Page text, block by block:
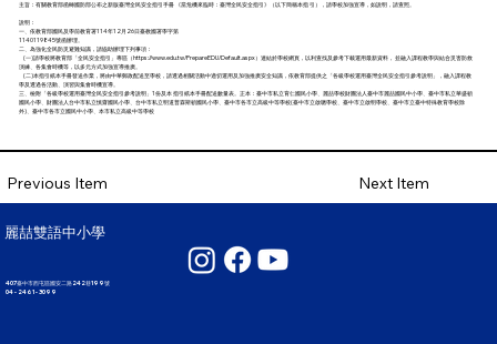
主旨：有關教育部函轉國防部公布之新版臺灣全民安全指引手冊 《當危機來臨時：臺灣全民安全指引》（以下簡稱本指 引），請學校加強宣導，如說明，請查照。
說明：
一、依教育部國民及學前教育署114年12月26日臺教國署學字第
1140119845號函辦理。
二、為強化全民防災避難知識，請協助辦理下列事項：
(一)請學校將教育部「全民安全指引」專區（ https://www.edu.tw/PrepareEDU/Default.aspx）連結於學校網頁，以利查找及參考下載運用最新資料， 並融入課程教學與結合災害防救
演練、各集會時機等，以多元方式加強宣導推廣。
(二)本指引紙本手冊發送作業，將由中華郵政配送至學校，請透過相關活動中適切運用及加強推廣安全知識，依教育部提供之「各級學校運用臺灣全民安全指引參考說明」，融入課程教
學及透過各活動、演習與集會時機宣導。
三、檢附「各級學校運用臺灣全民安全指引參考說明」1份及本 指引紙本手冊配送數量表。正本：臺中市私立育仁國民小學、麗喆學校財團法人臺中市麗喆國民中小學、臺中市私立華盛頓
國民小學、財團法人台中市私立慎齋國民小學、台中市私立明道普霖斯頓國民小學、臺中市各市立高級中等學校(臺中市立啟聰學校、臺中市立啟明學校、臺中市立臺中特殊教育學校除
外)、臺中市各市立國民中小學、本市私立高級中等學校
Previous Item Next Item
麗喆雙語中小學
407臺中市西屯區國安二路242巷199號
04 - 2461 - 3099